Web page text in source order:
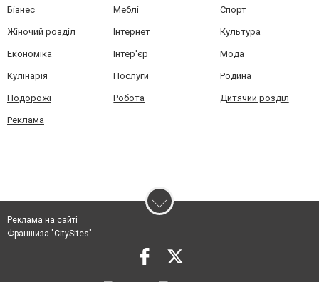
Бізнес Меблі Спорт
Жіночий розділ Інтернет Культура
Економіка Інтер'єр Мода
Кулінарія Послуги Родина
Подорожі Робота Дитячий розділ
Реклама
Реклама на сайті
Франшиза "CitySites"